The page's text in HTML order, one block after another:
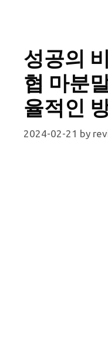
성공의
협 마분
율적인
2024-02-21 by